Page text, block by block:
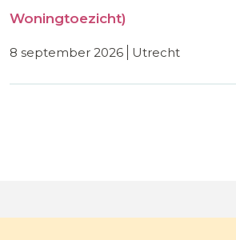
Woningtoezicht)
8 september 2026 utrecht